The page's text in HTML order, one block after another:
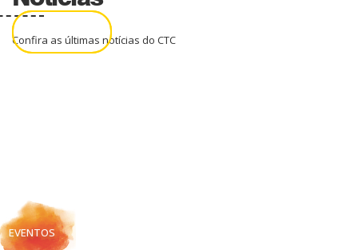
Confira as últimas notícias do CTC
EVENTOS